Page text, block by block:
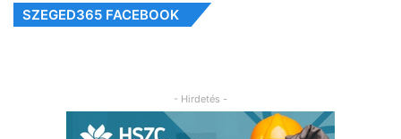
SZEGED365 FACEBOOK
- Hirdetés -